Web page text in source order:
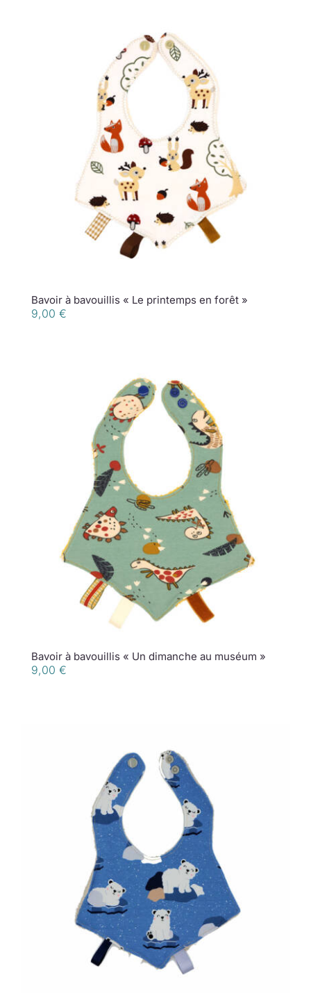
Bavoir à bavouillis « Le printemps en forêt »
9,00 €
Bavoir à bavouillis « Un dimanche au muséum »
9,00 €